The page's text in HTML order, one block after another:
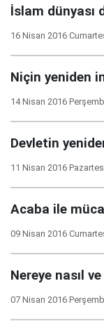
İslam dünyası
16 Nisan 2016
Niçin yeniden
14 Nisan 2016
Devletin
11 Nisan 2016
Acaba ile
09 Nisan 2016
Nereye nasıl
07 Nisan 2016